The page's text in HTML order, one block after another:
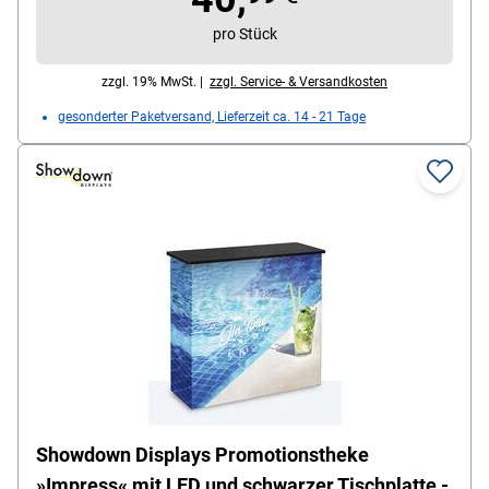
pro Stück
zzgl. 19% MwSt. | zzgl. Service- & Versandkosten
gesonderter Paketversand, Lieferzeit ca. 14 - 21 Tage
Showdown Displays Promotionstheke